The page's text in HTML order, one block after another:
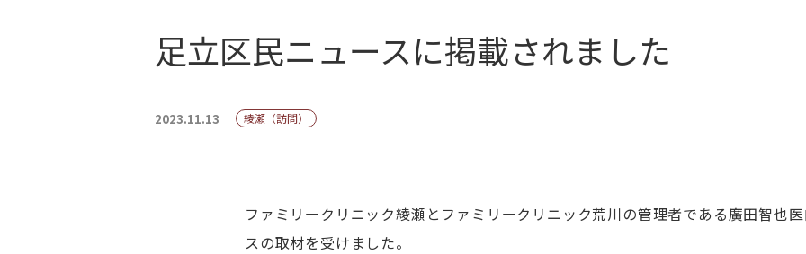
足立区民ニュースに掲載されました
2023.11.13 綾瀬（訪問）
ファミリークリニック綾瀬とファミリークリニック荒川の管理者である廣田智也
スの取材を受けました。